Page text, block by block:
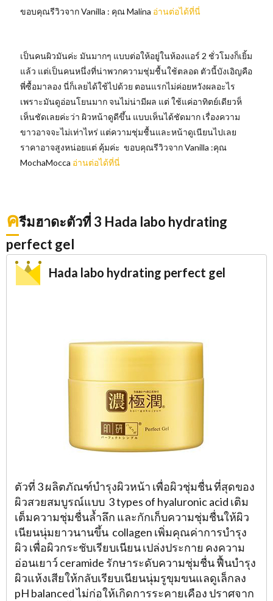
ขอบคุณรีวิวจาก Vanilla : คุณ Malina อ่านต่อได้ที่นี่
เป็นคนผิวมันค่ะ มันมากๆ แบบต่อให้อยู่ในห้องแอร์ 2 ชั่วโมงก็เยิ้ม
แล้ว แต่เป็นคนหนึ่งที่น่าพวกความชุ่มชื้นใช้ตลอด ตัวนี้บังเอิญคือ
พี่ซื้อมาลอง นี่ก็เลยได้ใช้ไปด้วย ตอนแรกไม่ค่อยหวังผลอะไร
เพราะมันดูอ่อนโยนมาก จนไม่น่ามีผล แต่ ใช้แค่อาทิตย์เดียวห็
เห็นชัดเลยค่ะว่า ผิวหน้าดูดีขึ้น แบบเห็นได้ชัดมาก เรื่องความ
ขาวอาจจะไม่เท่าไหร่ แต่ความชุ่มชื้นและหน้าดูเนียนไปเลย
ราคาอาจสูงหน่อยแต่ คุ้มค่ะ ขอบคุณรีวิวจาก Vanilla :คุณ
MochaMocca อ่านต่อได้ที่นี่
ครีมฮาดะตัวที่ 3 Hada labo hydrating
perfect gel
Hada labo hydrating perfect gel
ตัวที่ 3 ผลิตภัณฑ์บำรุงผิวหน้า เพื่อผิวชุ่มชื่น ที่สุดของ
ผิวสวยสมบูรณ์แบบ 3 types of hyaluronic acid เติม
เต็มความชุ่มชื่นล้ำลึก และกักเก็บความชุ่มชื่นให้ผิว
เนียนนุ่มยาวนานขึ้น collagen เพิ่มคุณค่าการบำรุง
ผิว เพื่อผิวกระชับเรียบเนียน เปล่งประกาย คงความ
อ่อนเยาว์ ceramide รักษาระดับความชุ่มชื่น ฟื้นบำรุง
ผิวแห้งเสียให้กลับเรียบเนียนนุ่มรูขุมขนแลดูเล็กลง
pH balanced ไม่ก่อให้เกิดการระคายเคือง ปราศจาก